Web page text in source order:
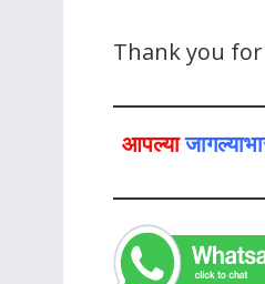
Thank you
आपल्या